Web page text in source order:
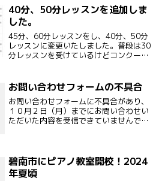
す。生徒さんには指導実技のための動画
を撮影など協力していた...
40分、50分レッスンを追加しま
した。
45分、60分レッスンをし、40分、50分
レッスンに変更いたしました。普段は30
分レッスンを受けているけどコンクール
いたします。料金について
お問い合わせフォームの不具合
お問い合わせフォームに不具合があり、
１０月２日（月）までにお問い合わせい
ただいた内容を受信できていませんでし
碧南市にピアノ教室開校！2024
年夏頃